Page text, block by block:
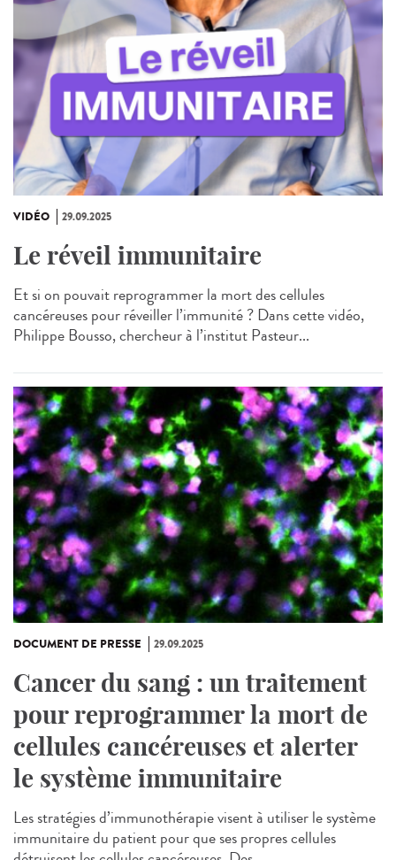
VIDÉO 29.09.2025
Le réveil immunitaire
Et si on pouvait reprogrammer la mort des cellules
cancéreuses pour réveiller l’immunité ? Dans cette vidéo,
Philippe Bousso, chercheur à l’institut Pasteur...
DOCUMENT DE PRESSE 29.09.2025
Cancer du sang : un traitement
pour reprogrammer la mort de
cellules cancéreuses et alerter
le système immunitaire
Les stratégies d’immunothérapie visent à utiliser le système
immunitaire du patient pour que ses propres cellules